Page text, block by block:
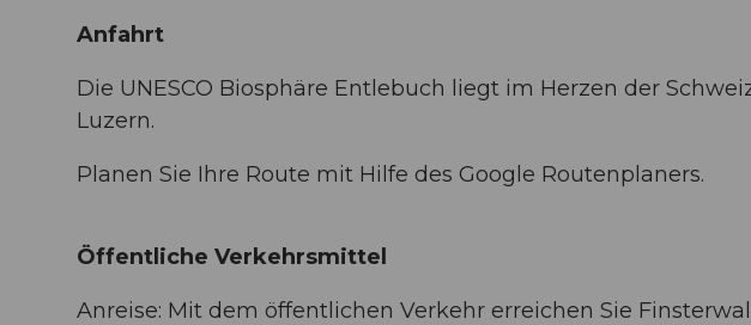
Anfahrt
Die UNESCO Biosphäre Entlebuch liegt im Herzen der
Luzern.
Planen Sie Ihre Route mit Hilfe des Google Routenplaners.
Öffentliche Verkehrsmittel
Anreise: Mit dem öffentlichen Verkehr erreichen Sie